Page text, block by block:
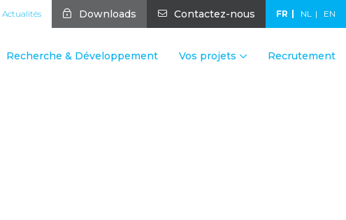
Actualités Downloads Contactez-nous FR NL EN
Recherche & Développement Vos projets Recrutement